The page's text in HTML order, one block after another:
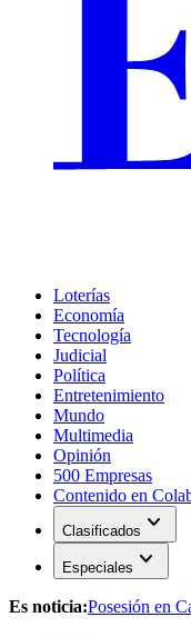
Loterías
Economía
Tecnología
Judicial
Política
Entretenimiento
Mundo
Multimedia
Opinión
500 Empresas
Contenido en
Clasificados expand_more
Especiales expand_more
Es noticia:Posesión en